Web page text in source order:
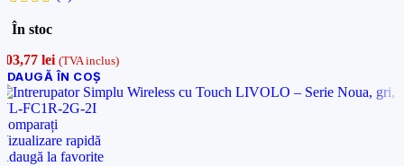
În stoc
lei (TVA inclus)
ÎN COȘ
rapidă
la favorite